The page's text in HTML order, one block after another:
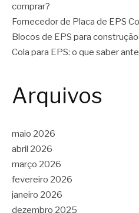
comprar?
Fornecedor de Placa de EPS
Blocos de EPS para
Cola para EPS: o que saber
Arquivos
maio 2026
abril 2026
março 2026
fevereiro 2026
janeiro 2026
dezembro 2025